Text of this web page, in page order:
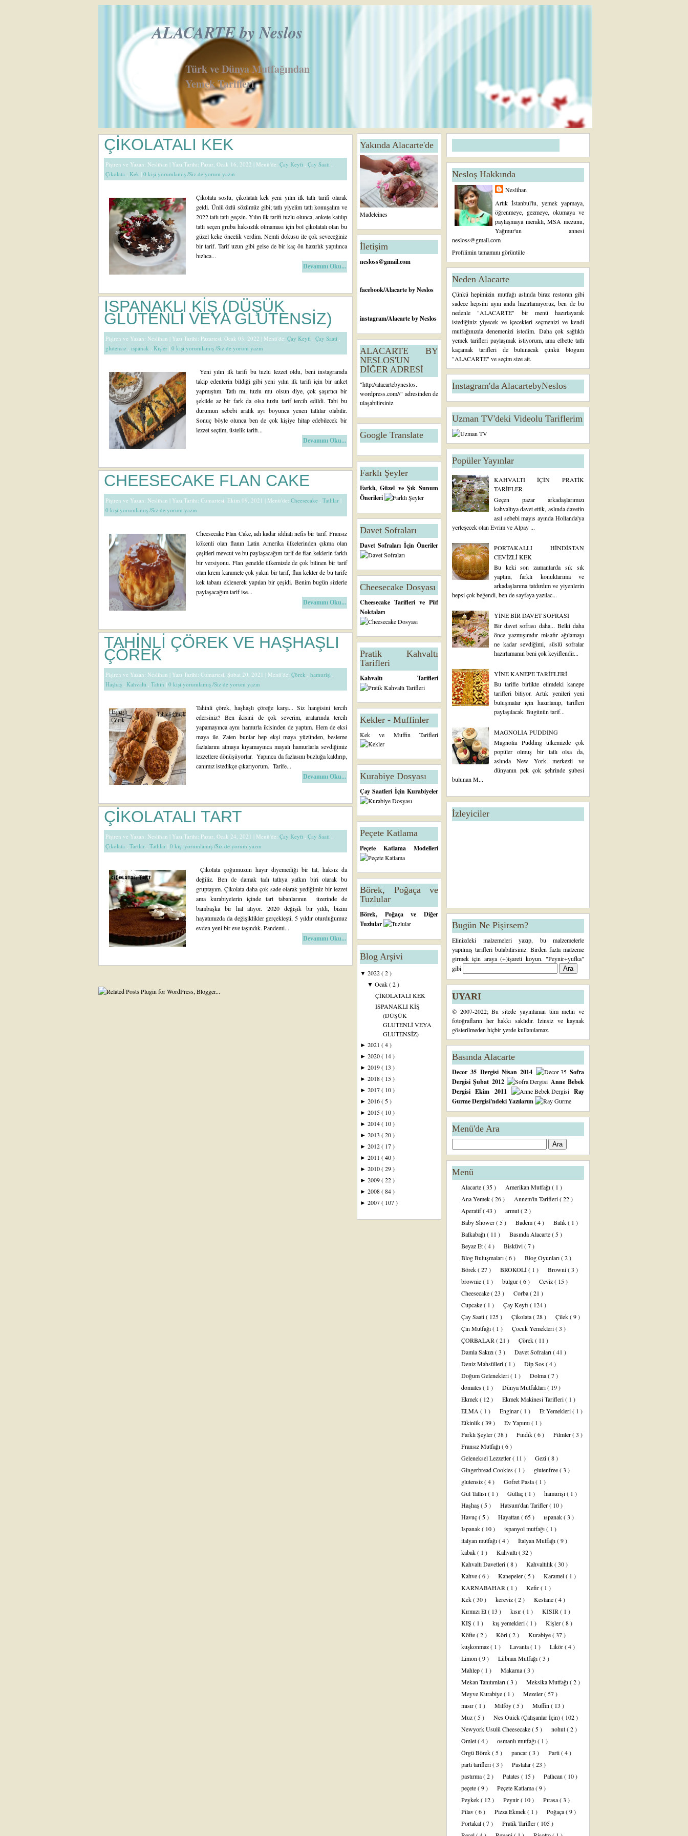
ALACARTE by Neslos
Türk ve Dünya Mutfağından
Yemek Tarifleri
ÇİKOLATALI KEK
Pişiren ve Yazan: Neslihan | Yazı Tarihi: Pazar, Ocak 16, 2022 | Menü'de: Çay Keyfi , Çay Saati ,
Çikolata , Kek | 0 kişi yorumlamış /Siz de yorum yazın
Çikolata soslu, çikolatalı kek yeni yılın ilk tatlı tarifi olarak
geldi. Ünlü özlü sözümüz gibi; tatlı yiyelim tatlı konuşalım ve
2022 tatlı tatlı geçsin. Yılın ilk tarifi tuzlu olunca, ankete katılıp
tatlı seçen gruba haksızlık olmaması için bol çikolatalı olan bu
güzel keke öncelik verdim. Nemli dokusu ile çok seveceğiniz
bir tarif. Tarif uzun gibi gelse de bir kaç ön hazırlık yapılınca
hızlıca...
Devamını Oku...
ISPANAKLI KİŞ (DÜŞÜK
GLUTENLİ VEYA GLUTENSİZ)
Pişiren ve Yazan: Neslihan | Yazı Tarihi: Pazartesi, Ocak 03, 2022 | Menü'de: Çay Keyfi , Çay Saati ,
glutensiz , ıspanak , Kişler | 0 kişi yorumlamış /Siz de yorum yazın
Yeni yılın ilk tarifi bu tuzlu lezzet oldu, beni instagramda
takip edenlerin bildiği gibi yeni yılın ilk tarifi için bir anket
yapmıştım. Tatlı mı, tuzlu mu olsun diye, çok şaşırtıcı bir
şekilde az bir fark da olsa tuzlu tarif tercih edildi. Tabi bu
durumun sebebi aralık ayı boyunca yenen tatlılar olabilir.
Sonuç böyle olunca ben de çok kişiye hitap edebilecek bir
lezzet seçtim, üstelik tarifi...
Devamını Oku...
CHEESECAKE FLAN CAKE
Pişiren ve Yazan: Neslihan | Yazı Tarihi: Cumartesi, Ekim 09, 2021 | Menü'de: Cheesecake , Tatlılar |
0 kişi yorumlamış /Siz de yorum yazın
Cheesecake Flan Cake, adı kadar iddialı nefis bir tarif. Fransız
kökenli olan flanın Latin Amerika ülkelerinden çıkma olan
çeşitleri mevcut ve bu paylaşacağım tarif de flan keklerin farklı
bir versiyonu. Flan genelde ülkemizde de çok bilinen bir tarif
olan krem karamele çok yakın bir tarif, flan kekler de bu tarife
kek tabanı eklenerek yapılan bir çeşidi. Benim bugün sizlerle
paylaşacağım tarif ise...
Devamını Oku...
TAHİNLİ ÇÖREK VE HAŞHAŞLI
ÇÖREK
Pişiren ve Yazan: Neslihan | Yazı Tarihi: Cumartesi, Şubat 20, 2021 | Menü'de: Çörek , hamurişi ,
Haşhaş , Kahvaltı , Tahin | 0 kişi yorumlamış /Siz de yorum yazın
Tahinli çörek, haşhaşlı çöreğe karşı... Siz hangisini tercih
edersiniz? Ben ikisini de çok severim, aralarında tercih
yapamayınca aynı hamurla ikisinden de yaptım. Hem de eksi
maya ile. Zaten bunlar hep ekşi maya yüzünden, besleme
fazlalarını atmaya kıyamayınca mayalı hamurlarla sevdiğimiz
lezzetlere dönüşüyorlar. Yapınca da fazlasını buzluğa kaldırıp,
canımız istedikçe çıkarıyorum. Tarife...
Devamını Oku...
ÇİKOLATALI TART
Pişiren ve Yazan: Neslihan | Yazı Tarihi: Pazar, Ocak 24, 2021 | Menü'de: Çay Keyfi , Çay Saati ,
Çikolata , Tartlar , Tatlılar | 0 kişi yorumlamış /Siz de yorum yazın
Çikolata çoğumuzun hayır diyemediği bir tat, haksız da
değiliz. Ben de damak tadı tatlıya yatkın biri olarak bu
gruptayım. Çikolata daha çok sade olarak yediğimiz bir lezzet
ama kurabiyelerin içinde tart tabanlarının üzerinde de
bambaşka bir hal alıyor. 2020 değişik bir yıldı, bizim
hayatımızda da değişiklikler gerçekleşti, 5 yıldır oturduğumuz
evden yeni bir eve taşındık. Pandemi...
Devamını Oku...
Yakında Alacarte'de
Madeleines
İletişim
nesloss@gmail.com
facebook/Alacarte by Neslos
instagram/Alacarte by Neslos
ALACARTE BY
NESLOS'UN
DİĞER ADRESİ
"http://alacartebyneslos.
wordpress.com//" adresinden de
ulaşabilirsiniz.
Google Translate
Farklı Şeyler
Farklı, Güzel ve Şık Sunum
Önerileri
Davet Sofraları
Davet Sofraları İçin Öneriler
Cheesecake Dosyası
Cheesecake Tarifleri ve Püf
Noktaları
Pratik Kahvaltı
Tarifleri
Kahvaltı Tarifleri
Kekler - Muffinler
Kek ve Muffin Tarifleri
Kurabiye Dosyası
Çay Saatleri İçin Kurabiyeler
Peçete Katlama
Peçete Katlama Modelleri
Börek, Poğaça ve
Tuzlular
Börek, Poğaça ve Diğer
Tuzlular
Blog Arşivi
▼ 2022( 2 )
▼Ocak( 2 )
ÇİKOLATALI KEK
ISPANAKLI KİŞ
(DÜŞÜK
GLUTENLİ VEYA
GLUTENSİZ)
► 2021 ( 4 )
► 2020( 14 )
► 2019( 13 )
► 2018( 15 )
► 2017( 10 )
► 2016( 5 )
► 2015( 10 )
► 2014( 10 )
► 2013 ( 20 )
► 2012( 17 )
► 2011 ( 40 )
► 2010( 29 )
► 2009( 22 )
► 2008( 84 )
► 2007( 107 )
Nesloş Hakkında
Neslihan
Artık İstanbul'lu, yemek yapmaya,
öğrenmeye, gezmeye, okumaya ve
paylaşmaya meraklı, MSA mezunu,
Yağmur'un annesi
nesloss@gmail.com
Profilimin tamamını görüntüle
Neden Alacarte
Çünkü hepimizin mutfağı aslında biraz restoran gibi
sadece hepsini aynı anda hazırlamıyoruz, ben de bu
nedenle "ALACARTE" bir menü hazırlayarak
istediğiniz yiyecek ve içecekleri seçmenizi ve kendi
mutfağınızda denemenizi istedim. Daha çok sağlıklı
yemek tarifleri paylaşmak istiyorum, ama elbette tatlı
kaçamak tarifleri de bulunacak çünkü blogum
"ALACARTE" ve seçim size ait.
Instagram'da AlacartebyNeslos
Uzman TV'deki Videolu Tariflerim
Popüler Yayınlar
KAHVALTI İÇİN PRATİK
TARİFLER
Geçen pazar arkadaşlarımızı
kahvaltıya davet ettik, aslında davetin
asıl sebebi mayıs ayında Hollanda'ya
yerleşecek olan Evrim ve Alpay ...
PORTAKALLI HİNDİSTAN
CEVİZLİ KEK
Bu keki son zamanlarda sık sık
yaptım, farklı konuklarıma ve
arkadaşlarıma tatdırdım ve yiyenlerin
hepsi çok beğendi, ben de sayfaya yazılac...
YİNE BİR DAVET SOFRASI
Bir davet sofrası daha... Belki daha
önce yazmışımdır misafir ağılamayı
ne kadar sevdiğimi, süslü sofralar
hazırlamanın beni çok keyiflendir...
YİNE KANEPE TARİFLERİ
Bu tarifle birlikte elimdeki kanepe
tarifleri bitiyor. Artık yenileri yeni
buluşmalar için hazırlanıp, tarifleri
paylaşılacak. Bugünün tarif...
MAGNOLIA PUDDING
Magnolia Pudding ülkemizde çok
popüler olmuş bir tatlı olsa da,
aslında New York merkezli ve
dünyanın pek çok şehrinde şubesi
bulunan M...
İzleyiciler
Bugün Ne Pişirsem?
Elinizdeki malzemeleri yazıp, bu malzemelerle
yapılmış tarifleri bulabilirsiniz. Birden fazla malzeme
girmek için araya (+)işareti koyun. "Peynir+yufka"
gibi
UYARI
© 2007-2022; Bu sitede yayınlanan tüm metin ve
fotoğrafların her hakkı saklıdır. İzinsiz ve kaynak
gösterilmeden hiçbir yerde kullanılamaz.
Basında Alacarte
Decor 35 Dergisi Nisan 2014
Sofra
Dergisi Şubat 2012
Anne Bebek
Dergisi Ekim 2011
Ray
Gurme Dergisi'ndeki Yazılarım
Menü'de Ara
Menü
Alacarte( 35 ) Amerikan Mutfağı( 1 )
Ana Yemek( 26 ) Annem'in Tarifleri( 22 )
Aperatif( 43 ) armut( 2 )
Baby Shower( 5 ) Badem( 4 ) Balık( 1 )
Balkabağı( 11 ) Basında Alacarte( 5 )
Beyaz Et( 4 ) Bisküvi( 7 )
Blog Buluşmaları( 6 ) Blog Oyunları( 2 )
Börek( 27 ) BROKOLİ( 1 ) Browni( 3 )
brownie( 1 ) bulgur( 6 ) Ceviz( 15 )
Cheesecake( 23 ) Corba( 21 )
Cupcake( 1 ) Çay Keyfi ( 124 )
Çay Saati( 125 ) Çikolata( 28 ) Çilek( 9 )
Çin Mutfağı( 1 ) Çocuk Yemekleri( 3 )
ÇORBALAR ( 21 ) Çörek( 11 )
Damla Sakızı( 3 ) Davet Sofraları( 41 )
Deniz Mahsülleri( 1 ) Dip Sos( 4 )
Doğum Gelenekleri( 1 ) Dolma( 7 )
domates( 1 ) Dünya Mutfakları( 19 )
Ekmek( 12 ) Ekmek Makinesi Tarifleri( 1 )
ELMA ( 1 ) Enginar( 1 ) Et Yemekleri( 1 )
Etkinlik( 39 ) Ev Yapımı( 1 )
Farklı Şeyler( 38 ) Fındık( 6 ) Filmler( 3 )
Fransız Mutfağı( 6 )
Geleneksel Lezzetler( 11 ) Gezi( 8 )
Gingerbread Cookies( 1 ) glutenfree( 3 )
glutensiz( 4 ) Gofret Pasta( 1 )
Gül Tatlısı( 1 ) Güllaç( 1 ) hamurişi( 1 )
Haşhaş( 5 ) Hatsum'dan Tarifler( 10 )
Havuç( 5 ) Hayattan ( 65 ) ıspanak( 3 )
Ispanak( 10 ) ispanyol mutfağı( 1 )
italyan mutfağı( 4 ) İtalyan Mutfağı( 9 )
kabak( 1 ) Kahvaltı( 32 )
Kahvaltı Davetleri( 8 ) Kahvaltılık( 30 )
Kahve( 6 ) Kanepeler( 5 ) Karamel( 1 )
KARNABAHAR ( 1 ) Kefir( 1 )
Kek( 30 ) kereviz( 2 ) Kestane( 4 )
Kırmızı Et( 13 ) kısır( 1 ) KISIR ( 1 )
KIŞ ( 1 ) kış yemekleri( 1 ) Kişler( 8 )
Köfte( 2 ) Köri( 2 ) Kurabiye( 37 )
kuşkonmaz( 1 ) Lavanta( 1 ) Likör( 4 )
Limon ( 9 ) Lübnan Mutfağı( 3 )
Mahlep( 1 ) Makarna( 3 )
Mekan Tanıtımları( 3 ) Meksika Mutfağı( 2 )
Meyve Kurabiye( 1 ) Mezeler( 57 )
mısır( 1 ) Milföy( 5 ) Muffin ( 13 )
Muz( 5 ) Nes Ouick (Çalışanlar İçin)( 102 )
Newyork Usulü Cheesecake( 5 ) nohut( 2 )
Omlet( 4 ) osmanlı mutfağı( 1 )
Örgü Börek( 5 ) pancar( 3 ) Parti( 4 )
parti tarifleri( 3 ) Pastalar( 23 )
pastırma( 2 ) Patates( 15 ) Patlıcan ( 10 )
peçete( 9 ) Peçete Katlama( 9 )
Peykek( 12 ) Peynir( 10 ) Pırasa( 3 )
Pilav( 6 ) Pizza Ekmek( 1 ) Poğaça( 9 )
Portakal( 7 ) Pratik Tarifler( 105 )